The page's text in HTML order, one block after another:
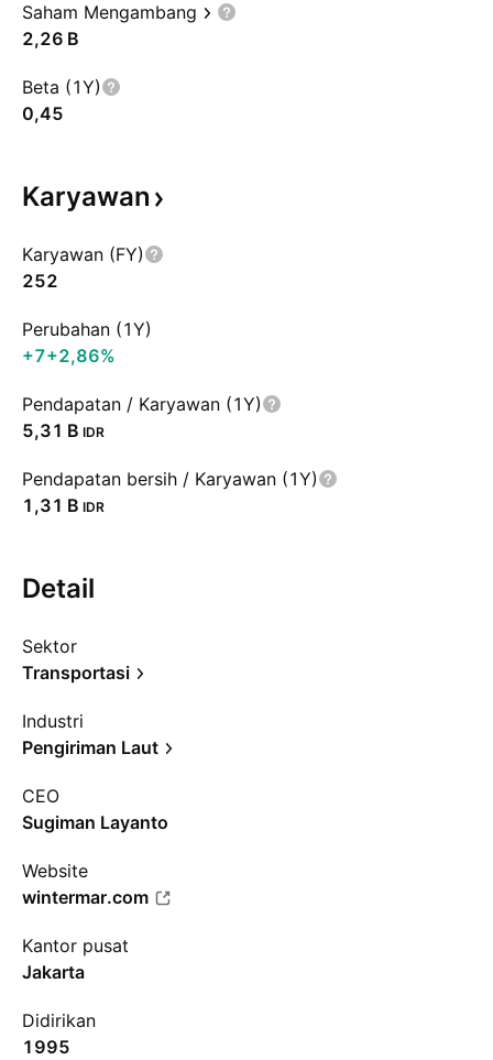
Saham Mengambang
‪2,26 B‬
Beta (1Y)
0,45
Karyawan
Karyawan (FY)
252
Perubahan (1Y)
+7+2,86%
Pendapatan / Karyawan (1Y)
‪5,31 B‬ IDR
Pendapatan bersih / Karyawan (1Y)
‪1,31 B‬ IDR
Detail
Sektor
Transportasi
Industri
Pengiriman Laut
CEO
Sugiman Layanto
Website
wintermar.com
Kantor pusat
Jakarta
Didirikan
1995